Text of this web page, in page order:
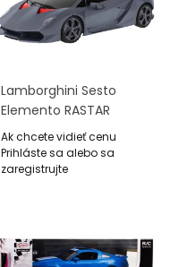
Lamborghini Sesto
Elemento RASTAR
Model 1:24 Diaľkovo
Ovládané Auto +
Ovládač
Ak chcete vidieť cenu
Prihláste sa alebo sa
zaregistrujte